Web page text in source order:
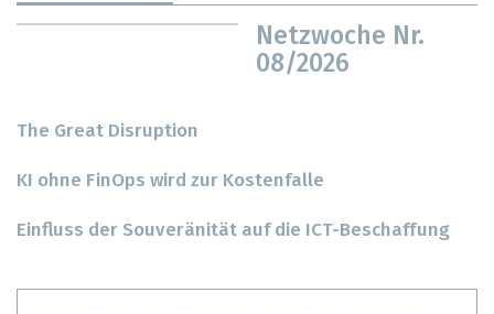
Netzwoche Nr.
08/2026
The Great Disruption
KI ohne FinOps wird zur Kostenfalle
Einfluss der Souveränität auf die ICT-Beschaffung